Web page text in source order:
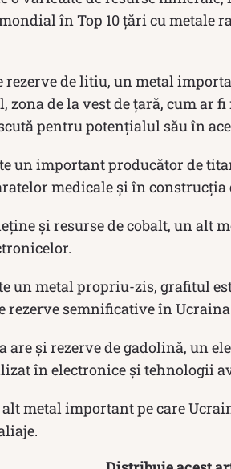
în Top 10 țări cu metale
rezerve de litiu, un metal
zona de la vest de țară, cum
pentru potențialul său în
un important producător de
medicale și în construcția
și resurse de cobalt, un alt
un metal propriu-zis, grafitul
rezerve semnificative în
are și rezerve de gadolină, un
în electronice și tehnologii
alt metal important pe care